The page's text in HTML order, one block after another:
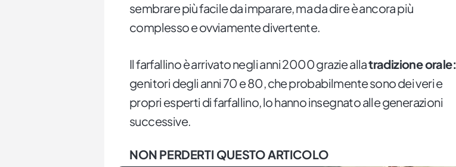
sembrare più facile da imparare, ma da dire è ancora più
complesso e ovviamente divertente.
Il farfallino è arrivato negli anni 2000 grazie allatradizione orale:
genitori degli anni 70 e 80, che probabilmente sono dei veri e
propri esperti di farfallino, lo hanno insegnato alle generazioni
successive.
NON PERDERTI QUESTO ARTICOLO